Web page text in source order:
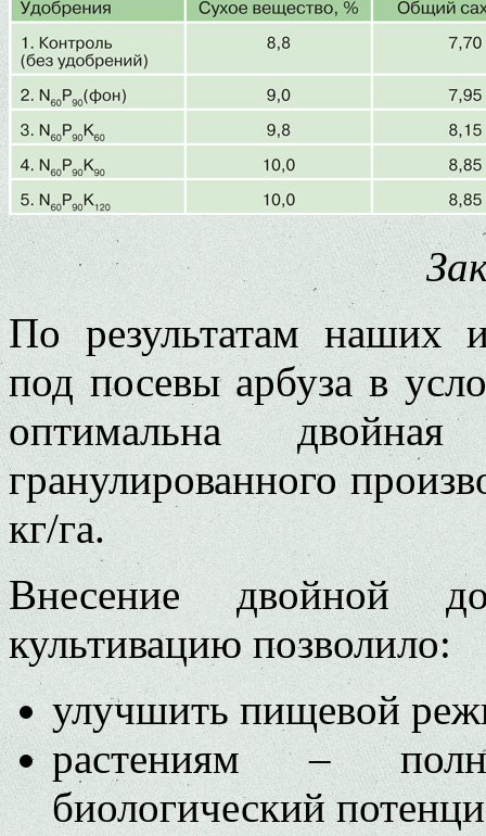
По результатам наших
под посевы арбуза в
оптимальна
гранулированного
кг/га.
Внесение двойной
культивацию позволило:
улучшить пищевой
растениям –
биологический